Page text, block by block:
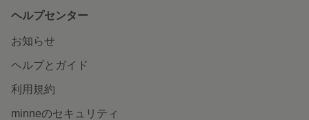
ヘルプセンター
お知らせ
ヘルプとガイド
利用規約
minneのセキュリティ